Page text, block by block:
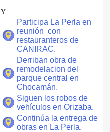
Y
Participa La Perla en
reunión con
restauranteros de
CANIRAC.
Derriban obra de
remodelacion del
parque central en
Chocamán.
Siguen los robos de
vehículos en Orizaba.
Continúa la entrega de
obras en La Perla.